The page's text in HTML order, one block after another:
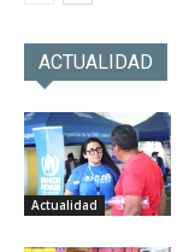
ACTUALIDAD
Actualidad